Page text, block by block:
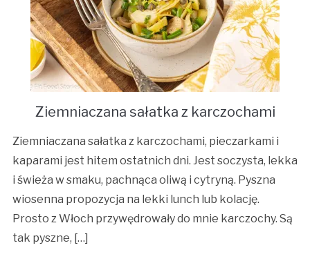
Ziemniaczana sałatka z karczochami
Ziemniaczana sałatka z karczochami, pieczarkami i
kaparami jest hitem ostatnich dni. Jest soczysta, lekka
i świeża w smaku, pachnąca oliwą i cytryną. Pyszna
wiosenna propozycja na lekki lunch lub kolację.
Prosto z Włoch przywędrowały do mnie karczochy. Są
tak pyszne, […]